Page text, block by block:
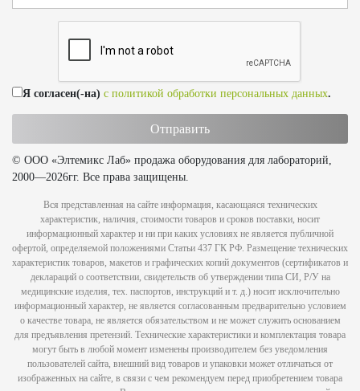
Я согласен(-на) с политикой обработки персональных данных.
© ООО «Элтемикс Лаб» продажа оборудования для лабораторий,
2000—2026гг. Все права защищены.
Вся представленная на сайте информация, касающаяся технических
характеристик, наличия, стоимости товаров и сроков поставки, носит
информационный характер и ни при каких условиях не является публичной
офертой, определяемой положениями Статьи 437 ГК РФ. Размещение технических
характеристик товаров, макетов и графических копий документов (сертификатов и
деклараций о соответствии, свидетельств об утверждении типа СИ, Р/У на
медицинские изделия, тех. паспортов, инструкций и т. д.) носит исключительно
информационный характер, не является согласованным предварительно условием
о качестве товара, не является обязательством и не может служить основанием
для предъявления претензий. Технические характеристики и комплектация товара
могут быть в любой момент изменены производителем без уведомления
пользователей сайта, внешний вид товаров и упаковки может отличаться от
изображенных на сайте, в связи с чем рекомендуем перед приобретением товара